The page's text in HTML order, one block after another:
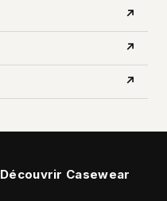
↗
↗
↗
Découvrir Casewear